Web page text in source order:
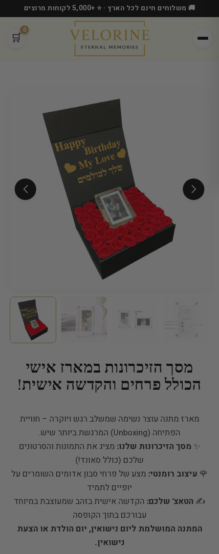
🚚 משלוחים חינם לכל הארץ · ⭐ +5,000 לקוחות מרוצים
0
🛒
מסך הזיכרונות במארז אישי
הכולל פרחים והקדשה אישית!
מארז מתנה עוצר נשימה שמשלב רגש ויוקרה – חוויית
הפתיחה (Unboxing) המרגשת ביותר שיש.
✨ מסך הזיכרונות שלנו: מציג את התמונות והסרטונים
שלכם (כולל סאונד!)
🌹 עיצוב רומנטי: מצע של פרחי סבון אדומים השומרים על
יופיים לתמיד
✍️ הטאצ' שלכם: הקדשה אישית בזהב שמעוצבת במיוחד
עבורכם בתוך הקופסה
המתנה המושלמת ליום נישואין, יום הולדת או הצעת
נישואין.